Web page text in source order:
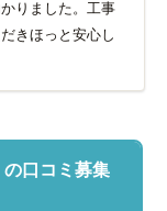
りました。工事
きほっと安心し
口コミ募集